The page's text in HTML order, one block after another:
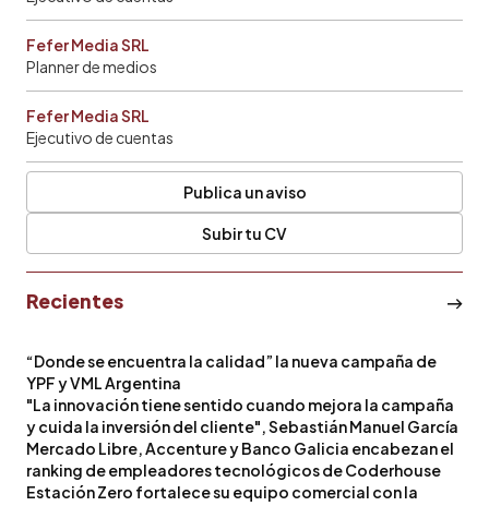
Fefer Media SRL
Planner de medios
Fefer Media SRL
Ejecutivo de cuentas
Publica un aviso
Subir tu CV
Recientes
“Donde se encuentra la calidad” la nueva campaña de
YPF y VML Argentina
"La innovación tiene sentido cuando mejora la campaña
y cuida la inversión del cliente", Sebastián Manuel García
Mercado Libre, Accenture y Banco Galicia encabezan el
ranking de empleadores tecnológicos de Coderhouse
Estación Zero fortalece su equipo comercial con la